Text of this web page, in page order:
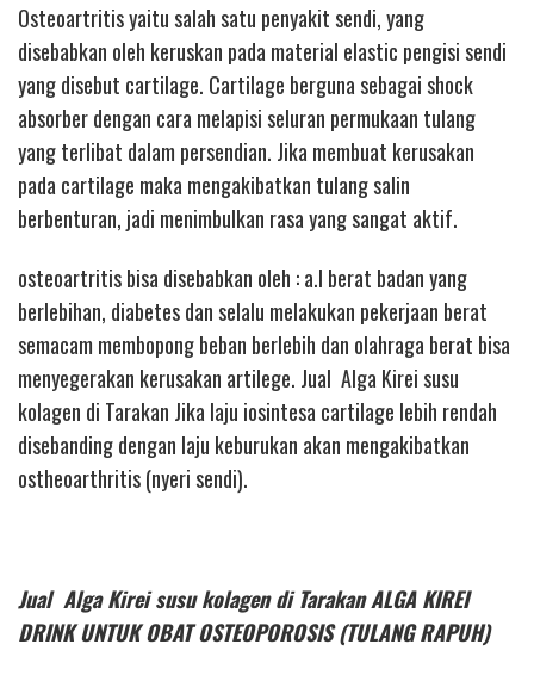
Osteoartritis yaitu salah satu penyakit sendi, yang
disebabkan oleh keruskan pada material elastic pengisi sendi
yang disebut cartilage. Cartilage berguna sebagai shock
absorber dengan cara melapisi seluran permukaan tulang
yang terlibat dalam persendian. Jika membuat kerusakan
pada cartilage maka mengakibatkan tulang salin
berbenturan, jadi menimbulkan rasa yang sangat aktif.
osteoartritis bisa disebabkan oleh : a.l berat badan yang
berlebihan, diabetes dan selalu melakukan pekerjaan berat
semacam membopong beban berlebih dan olahraga berat bisa
menyegerakan kerusakan artilege. Jual Alga Kirei susu
kolagen di Tarakan Jika laju iosintesa cartilage lebih rendah
disebanding dengan laju keburukan akan mengakibatkan
ostheoarthritis (nyeri sendi).
Jual Alga Kirei susu kolagen di Tarakan ALGA KIREI
DRINK UNTUK OBAT OSTEOPOROSIS (TULANG RAPUH)